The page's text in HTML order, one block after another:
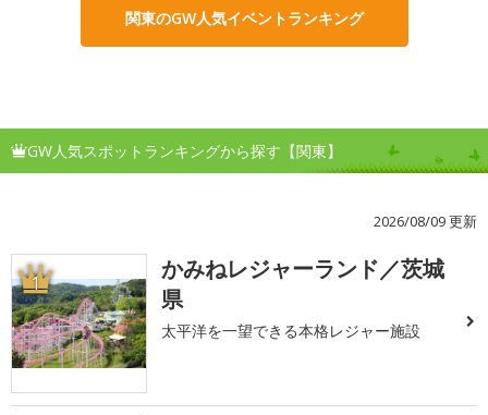
関東のGW人気イベントランキング
GW人気スポットランキングから探す【関東】
2026/08/09 更新
1
かみねレジャーランド／茨城
県
太平洋を一望できる本格レジャー施設